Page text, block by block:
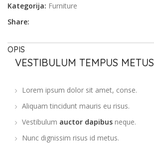
Kategorija: Furniture
Share:
OPIS
VESTIBULUM TEMPUS METUS
Lorem ipsum dolor sit amet, conse.
Aliquam tincidunt mauris eu risus.
Vestibulum auctor dapibus neque.
Nunc dignissim risus id metus.